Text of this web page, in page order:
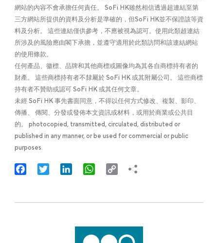
網站的內容不會承擔任何責任。 SoFi HK雖然相信透過超連結至第
三方網站所提供的資料及分析是準確的，但SoFi HK並不保證該等資
料及分析。 這些連結僅供參考，不應被視為認可。使用此類超連結
所涉及的風險應由閣下承擔，並遵守適用於此類訪問和該連結網站
的使用條款。
任何產品、徽標、品牌和其他商標或圖像均為其各自商標持有者的
財產。 這些商標持有者不隸屬於 SoFi HK 或其附屬公司。 這些商標
持有者不贊助或認可 SoFi HK 或其任何文章。
未經 SoFi HK 事先書面同意，不得以任何方式修改、複製、影印、
傳播、 傳閱、分發或發佈本文資訊或材料，或用於商業或公共目
的。 photocopied, transmitted, circulated, distributed or
published in any manner, or be used for commercial or public
purposes.
FacebookTwitter LinkedInWhatsApp
Copy